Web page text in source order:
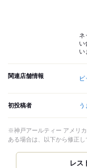
ネ
い
い
関連店舗情報 ビ
初投稿者 う
※神戸アールティー アメリ
ある場合は、以下から修正し
レス